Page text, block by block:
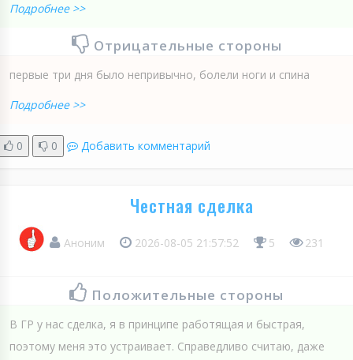
Подробнее >>
Отрицательные стороны
первые три дня было непривычно, болели ноги и спина
Подробнее >>
0 0 Добавить комментарий
Честная сделка
Аноним 2026-08-05 21:57:52 5 231
Положительные стороны
В ГР у нас сделка, я в принципе работящая и быстрая,
поэтому меня это устраивает. Справедливо считаю, даже